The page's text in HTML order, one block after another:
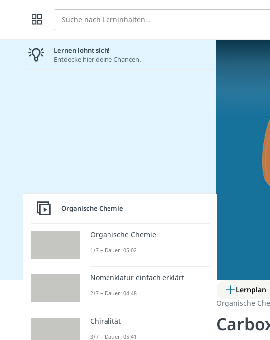
Suche
Lernplan
Organische
Lernen lohnt sich!
Entdecke hier deine Chancen.
Organische Chemie
Organische Chemie
1/7 – Dauer: 05:02
Nomenklatur einfach erklärt
2/7 – Dauer: 04:48
Chiralität
3/7 – Dauer: 05:41